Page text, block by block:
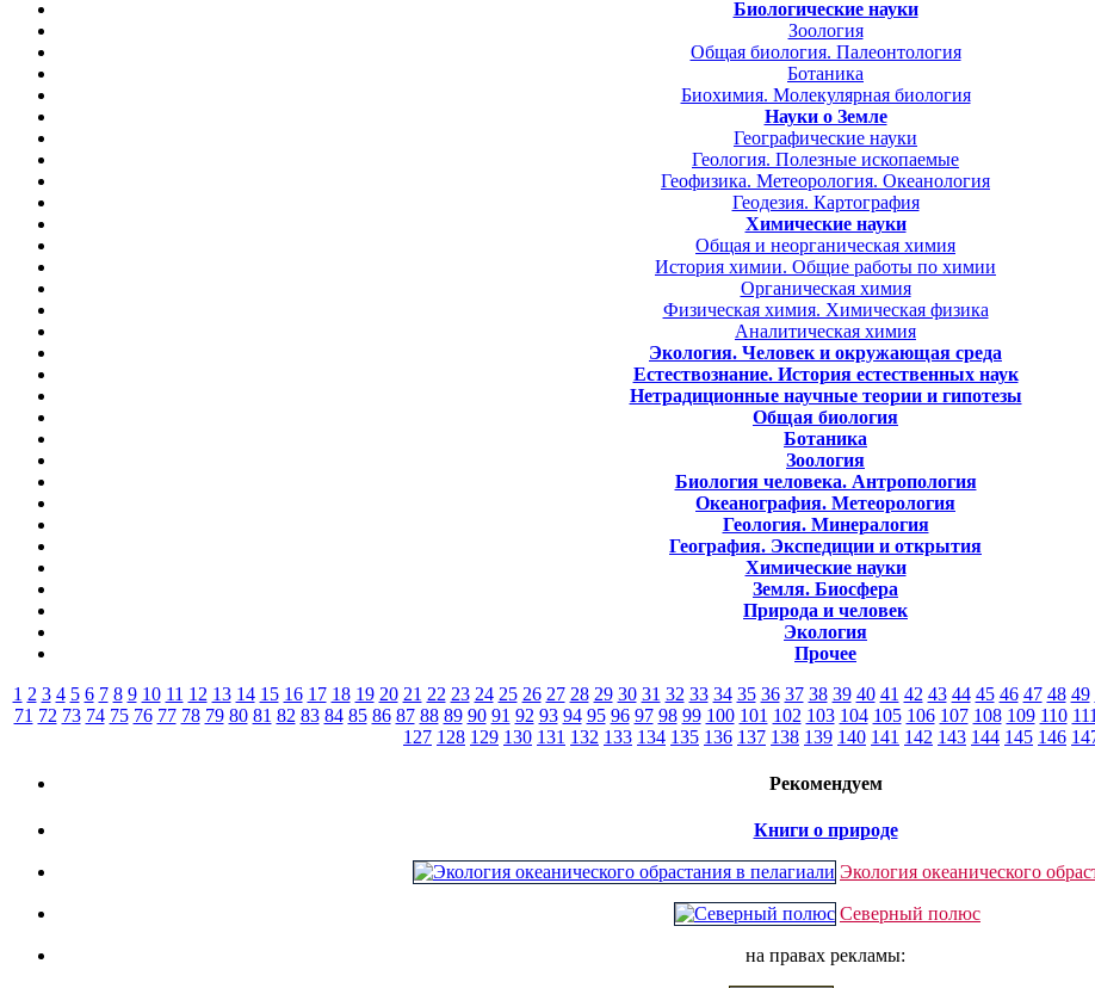
Биологические науки
Зоология
Общая биология. Палеонтология
Ботаника
Биохимия. Молекулярная биология
Науки о Земле
Географические науки
Геология. Полезные ископаемые
Геофизика. Метеорология. Океанология
Геодезия. Картография
Химические науки
Общая и неорганическая химия
История химии. Общие работы по химии
Органическая химия
Физическая химия. Химическая физика
Аналитическая химия
Экология. Человек и окружающая среда
Естествознание. История естественных наук
Нетрадиционные научные теории и гипотезы
Общая биология
Ботаника
Зоология
Биология человека. Антропология
Океанография. Метеорология
Геология. Минералогия
География. Экспедиции и открытия
Химические науки
Земля. Биосфера
Природа и человек
Экология
Прочее
1 2 3 4 5 6 7 8 9 10 11 12 13 14 15 16 17 18 19 20 21 22 23 24 25 26 27 28 29 30 31 32 33 34 35 36 37 38 39 40 41 42 43 44 45 46 47 48 49
71 72 73 74 75 76 77 78 79 80 81 82 83 84 85 86 87 88 89 90 91 92 93 94 95 96 97 98 99 100 101 102 103 104 105 106 107 108 109 110 111
127 128 129 130 131 132 133 134 135 136 137 138 139 140 141 142 143 144 145 146
Рекомендуем
Книги о природе
Экология океанического
Северный полюс
на правах рекламы: